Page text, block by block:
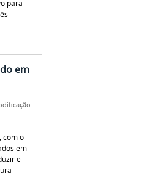
para
em
com o
em
e